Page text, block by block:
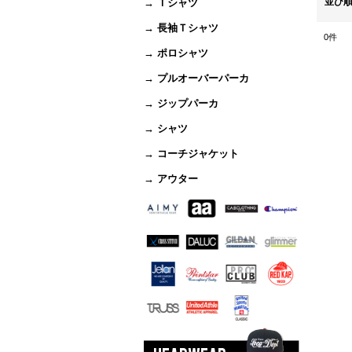
→ Ｔシャツ
→ 長袖Ｔシャツ
→ ポロシャツ
→ プルオーバーパーカ
→ ジップパーカ
→ シャツ
→ コーチジャケット
→ アウター
0件